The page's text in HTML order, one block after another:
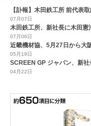
【訃報】木田鉄工所 前代表
07月07日
木田鉄工所、新社長に木田憲
07月06日
近畿機材協、5月27日から大
05月19日
SCREEN GP ジャパン、新
04月22日